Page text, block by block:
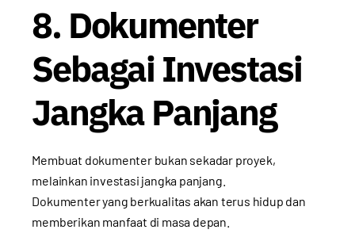
8. Dokumenter
Sebagai Investasi
Jangka Panjang
Membuat dokumenter bukan sekadar proyek,
melainkan investasi jangka panjang.
Dokumenter yang berkualitas akan terus hidup dan
memberikan manfaat di masa depan.